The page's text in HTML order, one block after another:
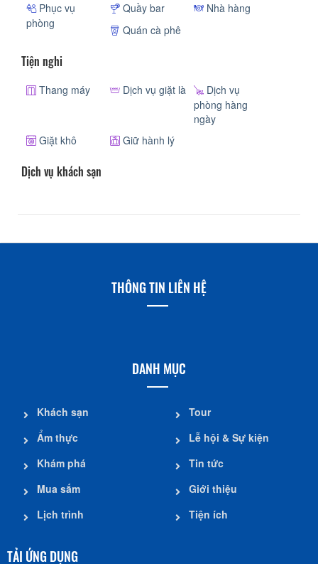
Phục vụ
phòng
Quầy bar
Nhà hàng
Quán cà phê
Tiện nghi
Thang máy Dịch vụ giặt là
Dịch vụ
phòng hàng
ngày
Giặt khô
Giữ hành lý
Dịch vụ khách sạn
THÔNG TIN LIÊN HỆ
DANH MỤC
Khách sạn
Ẩm thực
Khám phá
Mua sắm
Lịch trình
Tour
Lễ hội & Sự kiện
Tin tức
Giới thiệu
Tiện ích
TẢI ỨNG DỤNG